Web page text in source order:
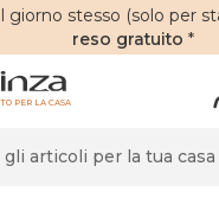
il giorno stesso (solo per
reso gratuito *
PER LA CASA